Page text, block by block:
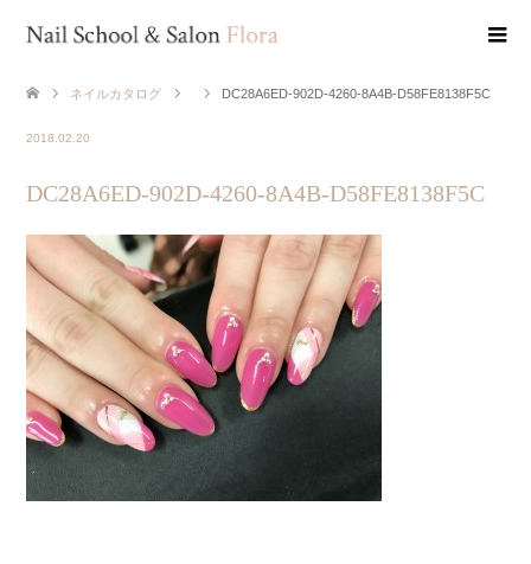
ネイルカタログ DC28A6ED-902D-4260-8A4B-D58FE8138F5C
2018.02.20
DC28A6ED-902D-4260-8A4B-D58FE8138F5C